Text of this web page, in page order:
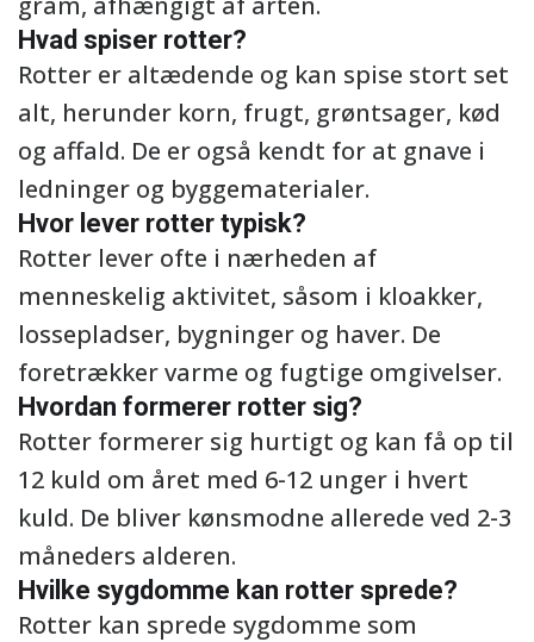
Hvad spiser rotter?
Rotter er altædende og kan spise stort set
alt, herunder korn, frugt, grøntsager, kød
og affald. De er også kendt for at gnave i
ledninger og byggematerialer.
Hvor lever rotter typisk?
Rotter lever ofte i nærheden af
menneskelig aktivitet, såsom i kloakker,
lossepladser, bygninger og haver. De
foretrækker varme og fugtige omgivelser.
Hvordan formerer rotter sig?
Rotter formerer sig hurtigt og kan få op til
12 kuld om året med 6-12 unger i hvert
kuld. De bliver kønsmodne allerede ved 2-3
måneders alderen.
Hvilke sygdomme kan rotter sprede?
Rotter kan sprede sygdomme som